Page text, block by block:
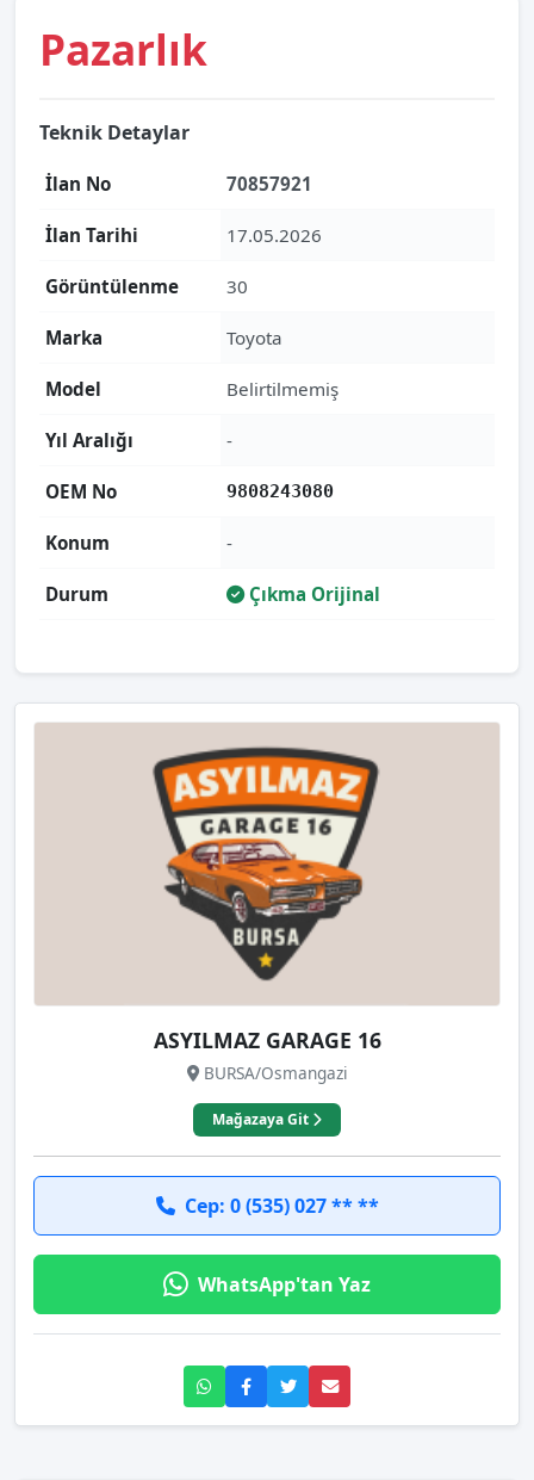
Pazarlık
Teknik Detaylar
İlan No 70857921
İlan Tarihi 17.05.2026
Görüntülenme 30
Marka Toyota
Model Belirtilmemiş
Yıl Aralığı -
OEM No 9808243080
Konum -
Durum Çıkma Orijinal
ASYILMAZ GARAGE 16
BURSA/Osmangazi
Mağazaya Git
Cep: 0 (535) 027 ** **
WhatsApp'tan Yaz